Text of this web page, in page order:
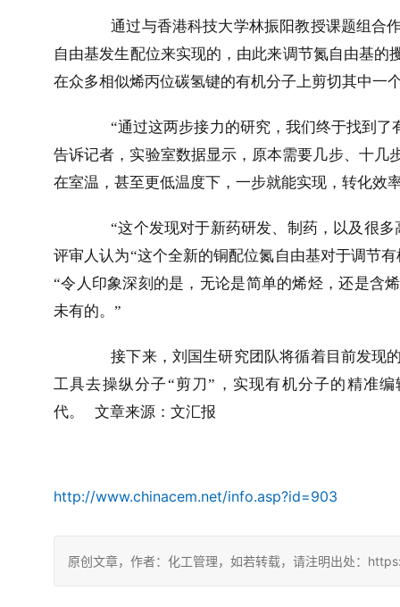
通过与香港科技大学林振阳教授课题组合
自由基发生配位来实现的，由此来调节氮自由基
在众多相似烯丙位碳氢键的有机分子上剪切其中一
“通过这两步接力的研究，我们终于找到
告诉记者，实验室数据显示，原本需要几步、十
在室温，甚至更低温度下，一步就能实现，转化效
“这个发现对于新药研发、制药，以及很
评审人认为“这个全新的铜配位氮自由基对于调节
“令人印象深刻的是，无论是简单的烯烃，还是含
未有的。”
接下来，刘国生研究团队将循着目前发现
工具去操纵分子“剪刀”，实现有机分子的精准
代。
文章来源：文汇报
http://www.chinacem.net/info.asp?id=903
原创文章，作者：化工管理，如若转载，请注明出处：